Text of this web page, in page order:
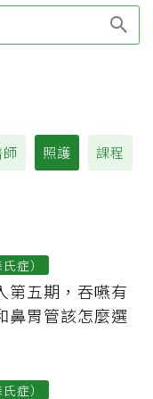
照護 課程
症）
第五期，吞嚥有
鼻胃管該怎麼選
症）